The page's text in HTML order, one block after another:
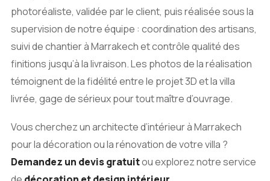
photoréaliste, validée par le client, puis réalisée sous la
supervision de notre équipe : coordination des artisans,
suivi de chantier à Marrakech et contrôle qualité des
finitions jusqu’à la livraison. Les photos de la réalisation
témoignent de la fidélité entre le projet 3D et la villa
livrée, gage de sérieux pour tout maître d’ouvrage.
Vous cherchez un architecte d’intérieur à Marrakech
pour la décoration ou la rénovation de votre villa ?
Demandez un devis gratuitou explorez notre service